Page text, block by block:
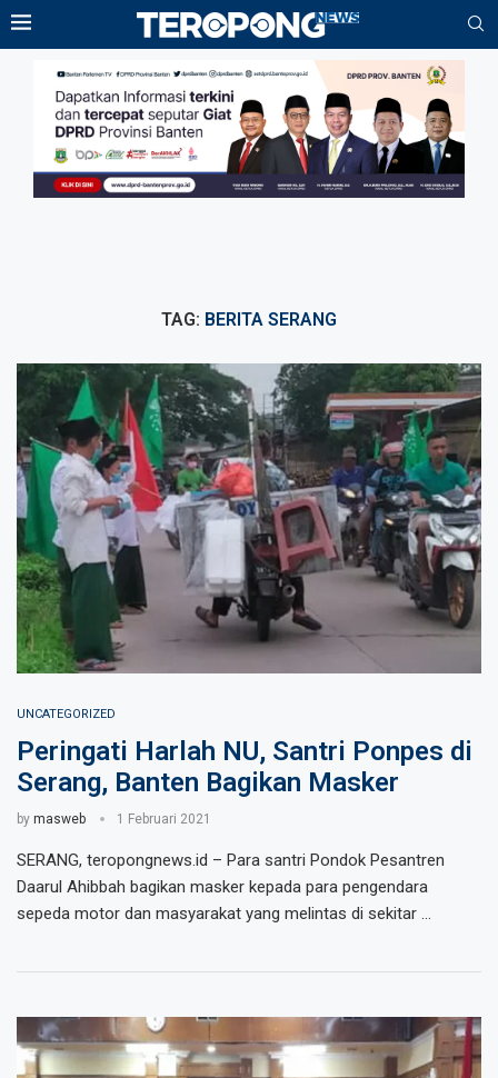
TAG: BERITA SERANG
UNCATEGORIZED
Peringati Harlah NU, Santri Ponpes di
Serang, Banten Bagikan Masker
by masweb 1 Februari 2021
SERANG, teropongnews.id – Para santri Pondok Pesantren
Daarul Ahibbah bagikan masker kepada para pengendara
sepeda motor dan masyarakat yang melintas di sekitar …